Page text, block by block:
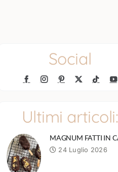
Social
Ultimi articoli:
MAGNUM FATTI IN
24 Luglio 2026